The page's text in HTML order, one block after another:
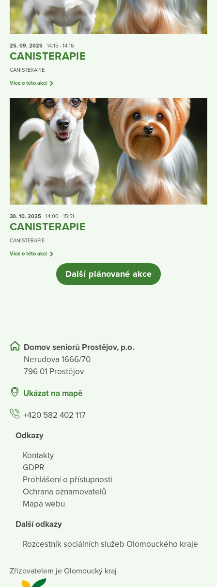
25. 09. 2025 14:15 - 14:16
CANISTERAPIE
CANISTERAPIE
Více o této akci
30. 10. 2025 14:00 - 15:51
CANISTERAPIE
CANISTERAPIE
Více o této akci
Další plánované akce
Domov seniorů Prostějov, p.o.
Nerudova 1666/70
796 01 Prostějov
Ukázat na mapě
+420 582 402 117
Odkazy
Kontakty
GDPR
Prohlášení o přístupnosti
Ochrana oznamovatelů
Mapa webu
Další odkazy
Rozcestník sociálních služeb Olomouckého kraje
Zřizovatelem je Olomoucký kraj